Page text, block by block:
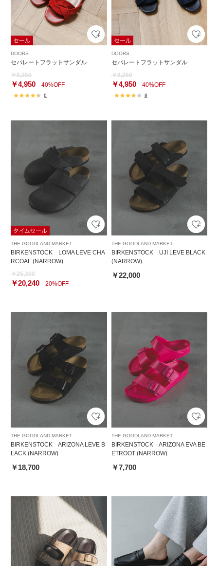
DOORS
セパレートフラットサンダル
￥8,250
￥4,950 40%OFF
6
DOORS
セパレートフラットサンダル
￥8,250
￥4,95040%OFF
8
THE GOODLAND MARKET
BIRKENSTOCK LOMA LEVE CHA
RCOAL (NARROW)
￥25,300
￥20,240 20%OFF
THE GOODLAND MARKET
BIRKENSTOCK UJI LEVE BLACK
(NARROW)
￥22,000
THE GOODLAND MARKET
BIRKENSTOCK ARIZONA LEVE B
LACK (NARROW)
￥18,700
THE GOODLAND MARKET
BIRKENSTOCK ARIZONA EVA BE
ETROOT (NARROW)
￥7,700